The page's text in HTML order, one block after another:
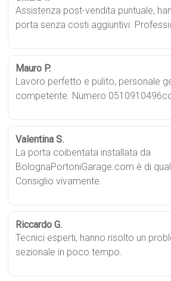
Assistenza post-vendita puntuale,
porta senza costi aggiuntivi.
Mauro P.
Lavoro perfetto e pulito, personale
competente. Numero
Valentina S.
La porta coibentata installata da
BolognaPortoniGarage.com è di
Consiglio vivamente.
Riccardo G.
Tecnici esperti, hanno risolto un
sezionale in poco tempo.